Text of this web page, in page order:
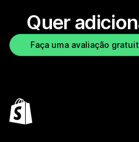
Quer
Faça uma avaliação